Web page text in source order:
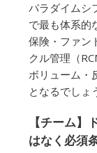
パラダイムシ
で最も体系的
保険・ファン
クル管理（
ボリューム・
となるでしょ
【チーム
はなく必須